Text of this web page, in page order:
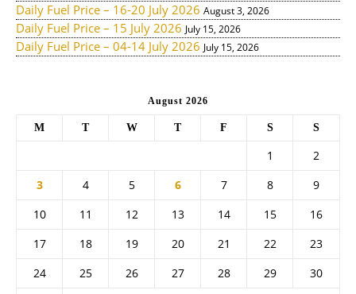
Daily Fuel Price – 16-20 July 2026 August 3, 2026
Daily Fuel Price – 15 July 2026 July 15, 2026
Daily Fuel Price – 04-14 July 2026 July 15, 2026
August 2026
M T W T F S S
1
2
3
4 5 6 7 8
9
10
11 12 13 14 15
16
17
18 19 20 21 22
23
24
25 26 27 28 29
30